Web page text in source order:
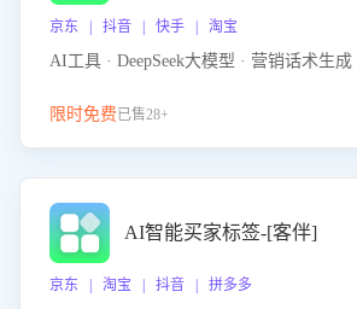
京东 | 抖音 | 快手 | 淘宝
AI工具 · DeepSeek大模型 · 营销话术生成
限时免费已售28+
AI智能买家标签-[客伴]
京东 | 淘宝 | 抖音 | 拼多多